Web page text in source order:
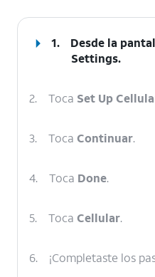
1.
Desde la
Settings.
2. Toca Set Up
3. Toca Continuar.
4. Toca Done.
5. Toca Cellular.
6. ¡Completaste los